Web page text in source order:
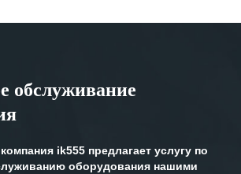
обслуживание
ik555 предлагает услугу по
оборудования нашими